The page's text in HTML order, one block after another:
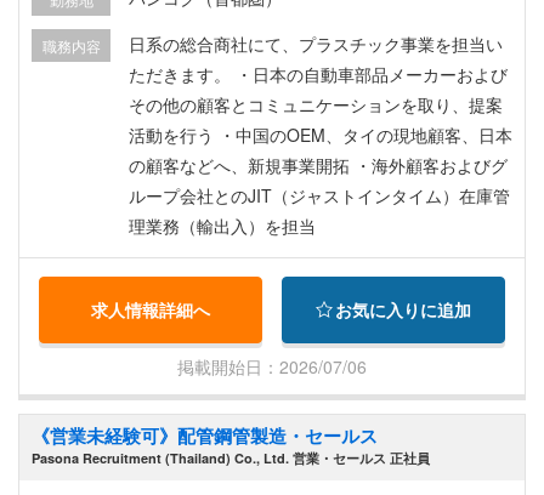
職務内容
日系の総合商社にて、プラスチック事業を担当い
ただきます。 ・日本の自動車部品メーカーおよび
その他の顧客とコミュニケーションを取り、提案
活動を行う ・中国のOEM、タイの現地顧客、日本
の顧客などへ、新規事業開拓 ・海外顧客およびグ
ループ会社とのJIT（ジャストインタイム）在庫管
理業務（輸出入）を担当
求人情報詳細へ お気に入りに追加
掲載開始日：2026/07/06
《営業未経験可》配管鋼管製造・セールス
Pasona Recruitment (Thailand) Co., Ltd. 営業・セールス 正社員